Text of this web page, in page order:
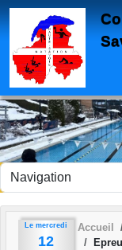
Le mercredi
12
Accueil
Panneau de gestion